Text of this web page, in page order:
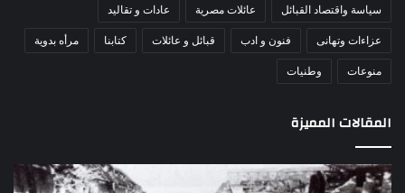
سياسة واقتصاد القبائل عائلات مصرية عادات و تقاليد
عزاءات وتهانى فنون و ادب قبائل و عائلات كتابنا مرأه بدوية
منوعات وطنيات
المقالات المميزة
مذبحة